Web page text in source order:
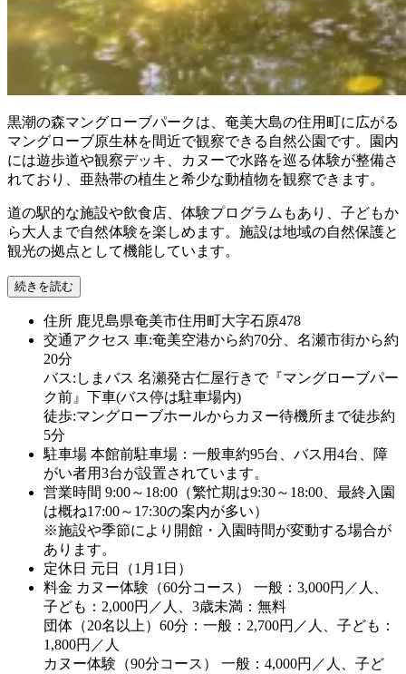
黒潮の森マングローブパークは、奄美大島の住用町に広がる
マングローブ原生林を間近で観察できる自然公園です。園内
には遊歩道や観察デッキ、カヌーで水路を巡る体験が整備さ
れており、亜熱帯の植生と希少な動植物を観察できます。
道の駅的な施設や飲食店、体験プログラムもあり、子どもか
ら大人まで自然体験を楽しめます。施設は地域の自然保護と
観光の拠点として機能しています。
続きを読む
住所 鹿児島県奄美市住用町大字石原478
交通アクセス 車:奄美空港から約70分、名瀬市街から約
20分
バス:しまバス 名瀬発古仁屋行きで『マングローブパー
ク前』下車(バス停は駐車場内)
徒歩:マングローブホールからカヌー待機所まで徒歩約
5分
駐車場 本館前駐車場：一般車約95台、バス用4台、障
がい者用3台が設置されています。
営業時間 9:00～18:00（繁忙期は9:30～18:00、最終入園
は概ね17:00～17:30の案内が多い）
※施設や季節により開館・入園時間が変動する場合が
あります。
定休日 元日（1月1日）
料金 カヌー体験（60分コース） 一般：3,000円／人、
子ども：2,000円／人、3歳未満：無料
団体（20名以上）60分：一般：2,700円／人、子ども：
1,800円／人
カヌー体験（90分コース） 一般：4,000円／人、子ど